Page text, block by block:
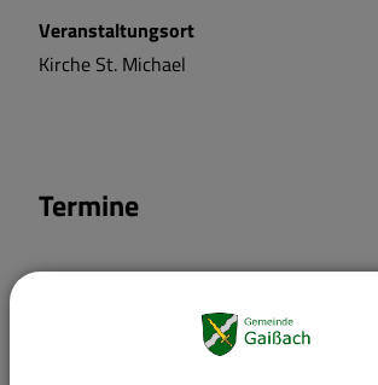
Termine
Veranstaltungsort
Kirche St. Michael